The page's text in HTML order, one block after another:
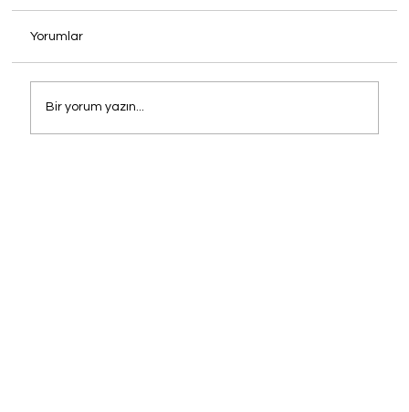
Yorumlar
Bir yorum yazın...